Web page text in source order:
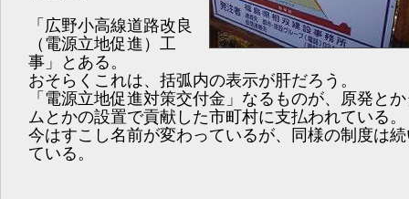
「広野小高線道路改良
（電源立地促進）工
事」とある。
おそらくこれは、括弧内の表示が肝だろう。
「電源立地促進対策交付金」なるものが、原発と
ムとかの設置で貢献した市町村に支払われている。
今はすこし名前が変わっているが、同様の制度は
ている。